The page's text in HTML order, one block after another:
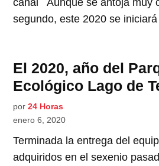
canal Aunque se antoja muy
segundo, este 2020 se
El 2020, año del
Ecológico Lago de
por 24 Horas
enero 6, 2020
Terminada la entrega del
adquiridos en el sexenio